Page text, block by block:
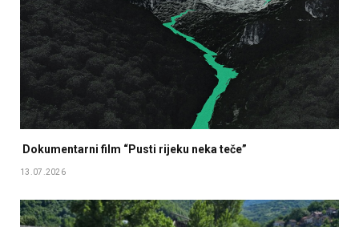
Dokumentarni film “Pusti rijeku neka teče”
13.07.2026